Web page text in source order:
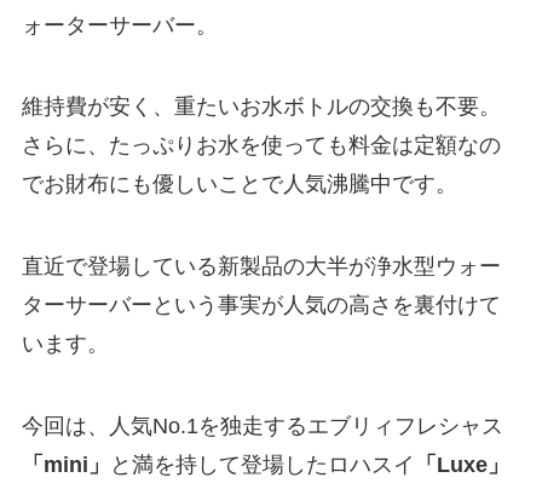
ォーターサーバー。
維持費が安く、重たいお水ボトルの交換も不要。
さらに、たっぷりお水を使っても料金は定額なの
でお財布にも優しいことで人気沸騰中です。
直近で登場している新製品の大半が浄水型ウォー
ターサーバーという事実が人気の高さを裏付けて
います。
今回は、人気No.1を独走するエブリィフレシャス
「mini」
と満を持して登場したロハスイ
「Luxe」